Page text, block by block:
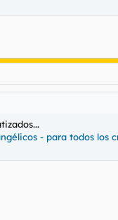
- para todos los